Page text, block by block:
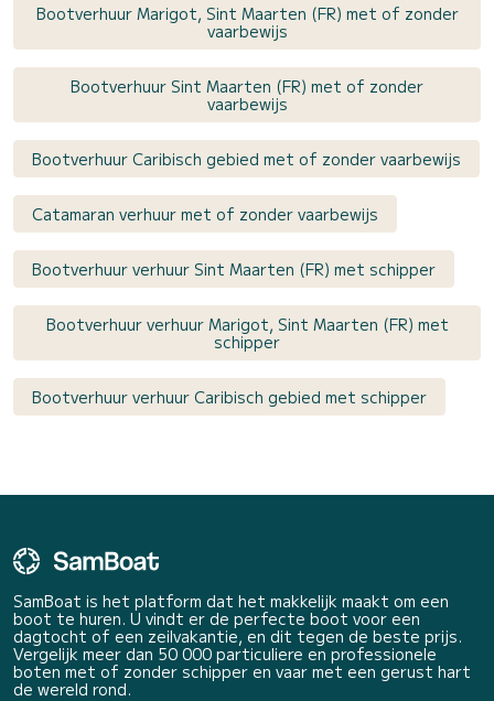
Bootverhuur Marigot, Sint Maarten (FR) met of zonder
vaarbewijs
Bootverhuur Sint Maarten (FR) met of zonder
vaarbewijs
Bootverhuur Caribisch gebied met of zonder vaarbewijs
Catamaran verhuur met of zonder vaarbewijs
Bootverhuur verhuur Sint Maarten (FR) met schipper
Bootverhuur verhuur Marigot, Sint Maarten (FR) met
schipper
Bootverhuur verhuur Caribisch gebied met schipper
SamBoat is het platform dat het makkelijk maakt om een
boot te huren. U vindt er de perfecte boot voor een
dagtocht of een zeilvakantie, en dit tegen de beste prijs.
Vergelijk meer dan 50 000 particuliere en professionele
boten met of zonder schipper en vaar met een gerust hart
de wereld rond.